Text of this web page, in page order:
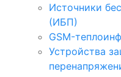
Источники
(ИБП)
GSM-
Устройства